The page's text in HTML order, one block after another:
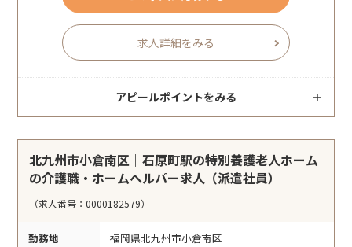
求人詳細をみる
アピールポイントをみる
北九州市小倉南区｜石原町駅の特別養護老人ホーム
の介護職・ホームヘルパー求人（派遣社員）
（求人番号：0000182579）
勤務地 福岡県北九州市小倉南区